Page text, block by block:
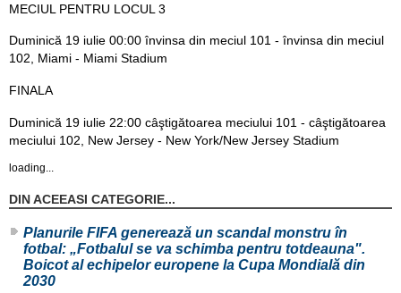
MECIUL PENTRU LOCUL 3
Duminică 19 iulie 00:00 învinsa din meciul 101 - învinsa din meciul
102, Miami - Miami Stadium
FINALA
Duminică 19 iulie 22:00 câştigătoarea meciului 101 - câştigătoarea
meciului 102, New Jersey - New York/New Jersey Stadium
loading...
DIN ACEEASI CATEGORIE...
Planurile FIFA generează un scandal monstru în
fotbal: „Fotbalul se va schimba pentru totdeauna".
Boicot al echipelor europene la Cupa Mondială din
2030